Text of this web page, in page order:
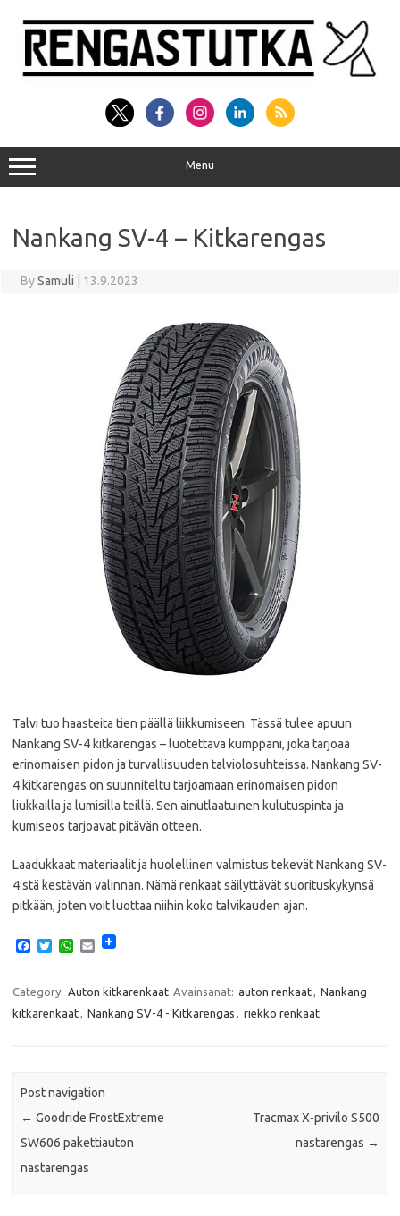
content
Menu
Nankang SV-4 – Kitkarengas
BySamuli 13.9.2023
Talvi tuo haasteita tien päällä liikkumiseen. Tässä tulee apuun
Nankang SV-4 kitkarengas – luotettava kumppani, joka tarjoaa
erinomaisen pidon ja turvallisuuden talviolosuhteissa. Nankang SV-
4 kitkarengas on suunniteltu tarjoamaan erinomaisen pidon
liukkailla ja lumisilla teillä. Sen ainutlaatuinen kulutuspinta ja
kumiseos tarjoavat pitävän otteen.
Laadukkaat materiaalit ja huolellinen valmistus tekevät Nankang SV-
4:stä kestävän valinnan. Nämä renkaat säilyttävät suorituskykynsä
pitkään, joten voit luottaa niihin koko talvikauden ajan.
e
b
o
T
t
t
e
W
t
A
E
i
Category: Auton kitkarenkaat Avainsanat: auton renkaat
Nankang
kitkarenkaat
Nankang SV-4 - Kitkarengas riekko renkaat
Post navigation
← Goodride FrostExtreme
SW606 pakettiauton
nastarengas
Tracmax X-privilo S500
nastarengas →